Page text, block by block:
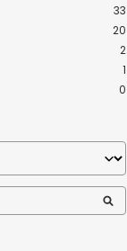
33
20
2
1
0